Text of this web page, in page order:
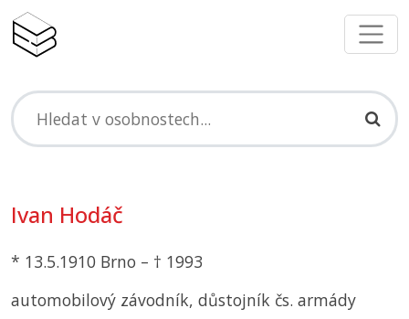
Ivan Hodáč
* 13.5.1910 Brno – † 1993
automobilový závodník, důstojník čs. armády